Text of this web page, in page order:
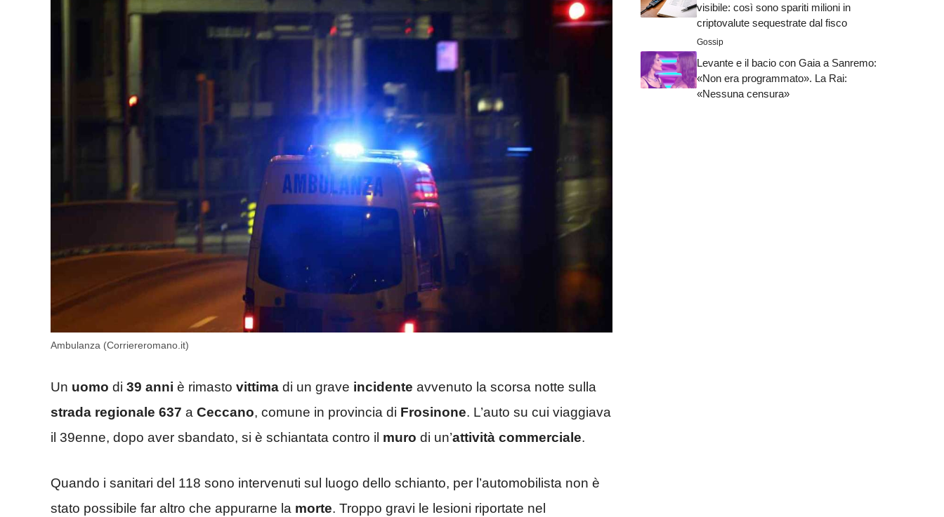
Ambulanza (Corriereromano.it)
Un uomo di 39 anni è rimasto vittima di un grave incidente avvenuto la scorsa notte sulla
strada regionale 637 a Ceccano, comune in provincia di Frosinone. L’auto su cui viaggiava
il 39enne, dopo aver sbandato, si è schiantata contro il muro di un’attività commerciale.
Quando i sanitari del 118 sono intervenuti sul luogo dello schianto, per l’automobilista non è
stato possibile far altro che appurarne la morte. Troppo gravi le lesioni riportate nel
visibile: così sono spariti milioni in
criptovalute sequestrate dal fisco
Gossip
Levante e il bacio con Gaia a Sanremo:
«Non era programmato». La Rai:
«Nessuna censura»